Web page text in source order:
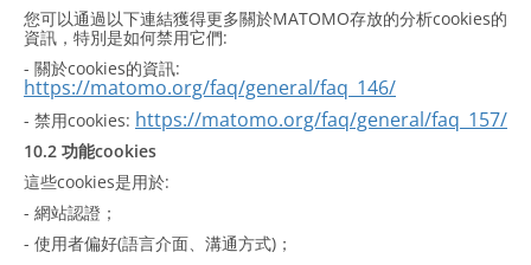
您可以通過以下連結獲得更多關於MATOMO存放的分析cookies的
資訊，特別是如何禁用它們:
- 關於cookies的資訊:
https://matomo.org/faq/general/faq_146/
- 禁用cookies: https://matomo.org/faq/general/faq_157/
10.2 功能cookies
這些cookies是用於:
- 網站認證；
- 使用者偏好(語言介面、溝通方式)；